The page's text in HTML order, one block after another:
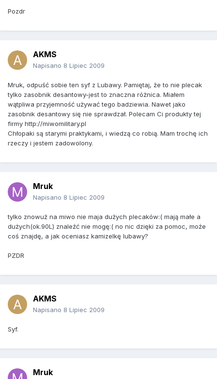
Pozdr
AKMS
Napisano 8 Lipiec 2009
Mruk, odpuść sobie ten syf z Lubawy. Pamiętaj, że to nie plecak
tylko zasobnik desantowy-jest to znaczna różnica. Miałem
wątpliwa przyjemność używać tego badziewia. Nawet jako
zasobnik desantowy się nie sprawdzał. Polecam Ci produkty tej
firmy http://miwomilitary.pl
Chłopaki są starymi praktykami, i wiedzą co robią. Mam trochę ich
rzeczy i jestem zadowolony.
Mruk
Napisano 8 Lipiec 2009
tylko znowuż na miwo nie maja dużych plecaków:( mają małe a
dużych(ok.90L) znaleźć nie mogę:( no nic dzięki za pomoc, może
coś znajdę, a jak oceniasz kamizelkę lubawy?
PZDR
AKMS
Napisano 8 Lipiec 2009
Syf.
Mruk